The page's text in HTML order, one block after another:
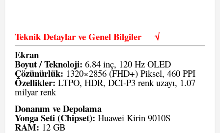
Teknik Detaylar ve Genel Bilgiler√
Ekran
Boyut / Teknoloji: 6.84 inç, 120 Hz OLED
Çözünürlük: 1320×2856 (FHD+) Piksel, 460 PPI
Özellikler: LTPO, HDR, DCI-P3 renk uzayı, 1.07
milyar renk
Donanım ve Depolama
Yonga Seti (Chipset): Huawei Kirin 9010S
RAM: 12 GB